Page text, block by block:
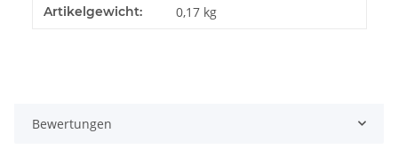
Produkteigenschaft
Wert
Artikelgewicht: 0,17 kg
Bewertungen